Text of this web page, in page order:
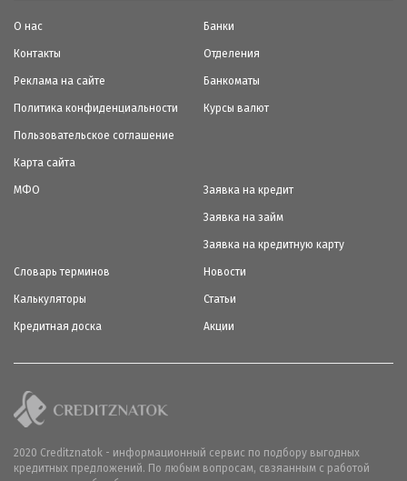
О нас
Контакты
Реклама на сайте
Политика конфиденциальности
Пользовательское соглашение
Карта сайта
Банки
Отделения
Банкоматы
Курсы валют
МФО Заявка на кредит
Заявка на займ
Заявка на кредитную карту
Словарь терминов
Калькуляторы
Кредитная доска
Новости
Статьи
Акции
2020 Creditznatok - информационный сервис по подбору выгодных
кредитных предложений. По любым вопросам, свзяанным с работой